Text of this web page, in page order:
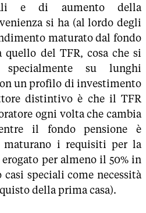
e di aumento della
si ha (al lordo degli
maturato dal fondo
quello del TFR, cosa che si
specialmente su lunghi
un profilo di investimento
distintivo è che il TFR
ogni volta che cambia
il fondo pensione è
maturano i requisiti per la
erogato per almeno il 50% in
speciali come necessità
della prima casa).